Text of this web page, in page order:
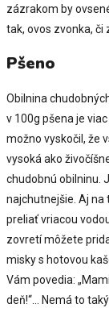
zázrakom by
tak, ovos zvonka, či
Pšeno
Obilnina
v 100g pšena je
možno vyskočil, že
vysoká ako
chudobnú obilninu.
najchutnejšie. Aj na
preliať vriacou
zovretí môžete
misky s hotovou
Vám povedia:
deň!“… Nemá to